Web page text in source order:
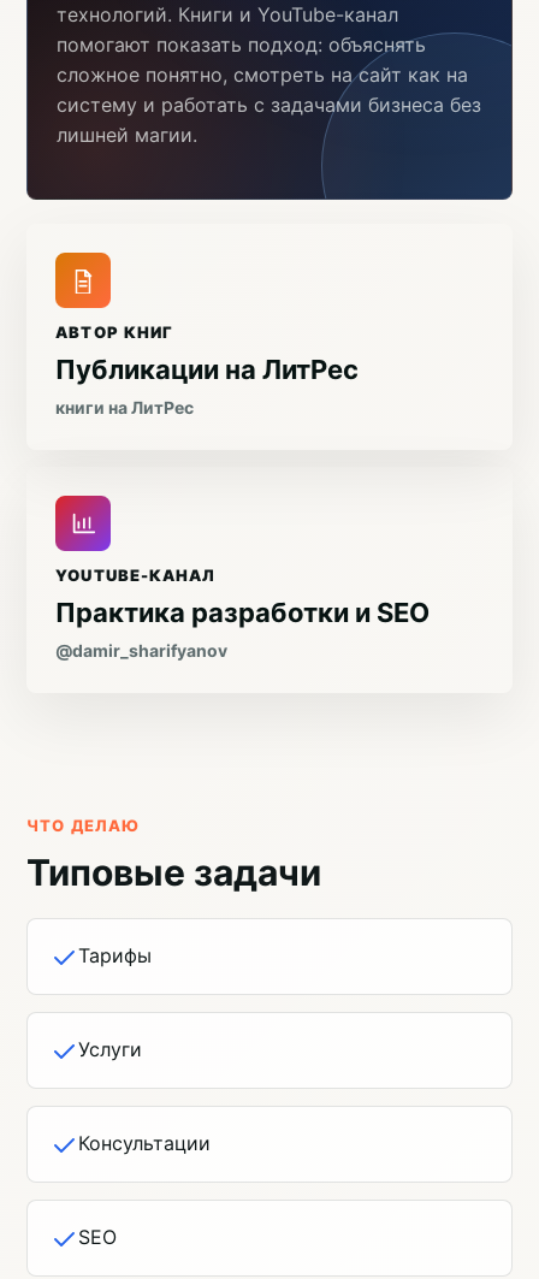
технологий. Книги и YouTube-канал
помогают показать подход: объяснять
сложное понятно, смотреть на сайт как на
систему и работать с задачами бизнеса без
лишней магии.
АВТОР КНИГ
Публикации на ЛитРес
книги на ЛитРес
YOUTUBE-КАНАЛ
Практика разработки и SEO
@damir_sharifyanov
ЧТО ДЕЛАЮ
Типовые задачи
Тарифы
Услуги
Консультации
SEO